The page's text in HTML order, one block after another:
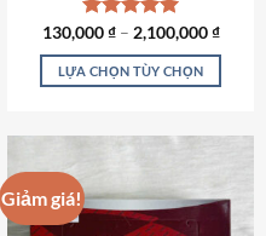
Được xếp
hạng5.00
5 sao
130,000₫– 2,100,000₫
LỰA CHỌN TÙY CHỌN
nhiều
biến
Giảm giá!